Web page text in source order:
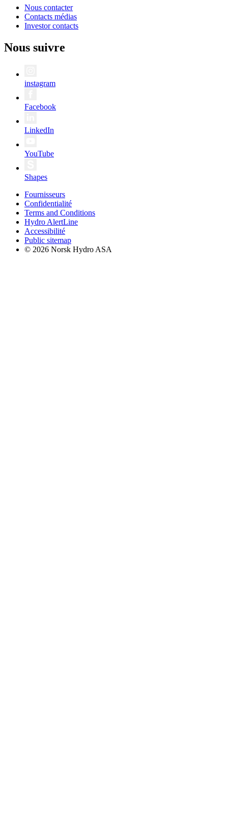
Nous contacter
Contacts médias
Investor contacts
Nous suivre
instagram
Facebook
LinkedIn
YouTube
Shapes
Fournisseurs
Confidentialité
Terms and Conditions
Hydro AlertLine
Accessibilité
Public sitemap
© 2026 Norsk Hydro ASA